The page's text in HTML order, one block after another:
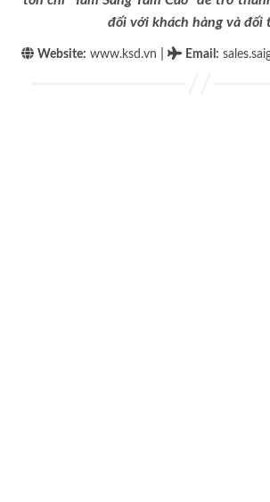
đối với khách hàng và đối
Website: www.ksd.vn Email :